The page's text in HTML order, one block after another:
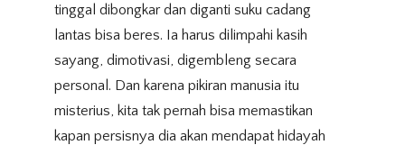
tinggal dibongkar dan diganti suku cadang
lantas bisa beres. Ia harus dilimpahi kasih
sayang, dimotivasi, digembleng secara
personal. Dan karena pikiran manusia itu
misterius, kita tak pernah bisa memastikan
kapan persisnya dia akan mendapat hidayah